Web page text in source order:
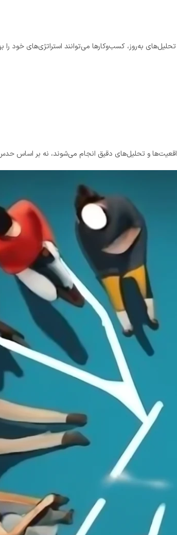
به‌روز، کسب‌وکارها می‌توانند استراتژی‌های خود
واقعیت‌ها و تحلیل‌های دقیق انجام می‌شوند، نه بر اساس